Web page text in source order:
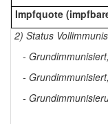
Impfquote
2) Status
-
-
-